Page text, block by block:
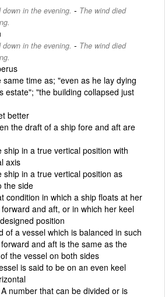
in the evening. - The wind died
in the evening. - The wind died
same time as; "even as he lay dying
estate"; "the building collapsed just
better
the draft of a ship fore and aft are
ship in a true vertical position with
axis
ship in a true vertical position as
the side
condition in which a ship floats at her
and aft, or in which her keel
position
of a vessel which is balanced in such
and aft is the same as the
the vessel on both sides
is said to be on an even keel
A number that can be divided or is